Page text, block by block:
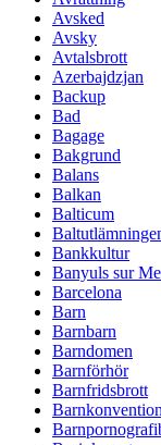
Avsked
Avsky
Avtalsbrott
Azerbajdzjan
Backup
Bad
Bagage
Bakgrund
Balans
Balkan
Balticum
Bankkultur
Banyuls sur
Barcelona
Barn
Barnbarn
Barndomen
Barnförhör
Barnfridsbrott